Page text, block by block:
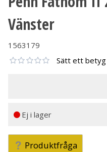
Vänster
1563179
Sätt ett betyg
Ej i lager
Produktfråga